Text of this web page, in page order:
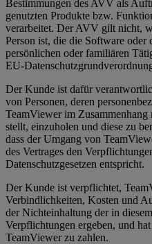
Bestimmungen des AVV als
genutzten Produkte bzw.
verarbeitet. Der AVV gilt nicht,
Person ist, die die Software oder
persönlichen oder familiären
EU-
Der Kunde ist dafür
von Personen, deren
TeamViewer im
stellt, einzuholen und diese zu
dass der Umgang von
des Vertrages den
Datenschutzgesetzen entspricht.
Der Kunde ist verpflichtet,
Verbindlichkeiten, Kosten und
der Nichteinhaltung der in
Verpflichtungen ergeben, und
TeamViewer zu zahlen.